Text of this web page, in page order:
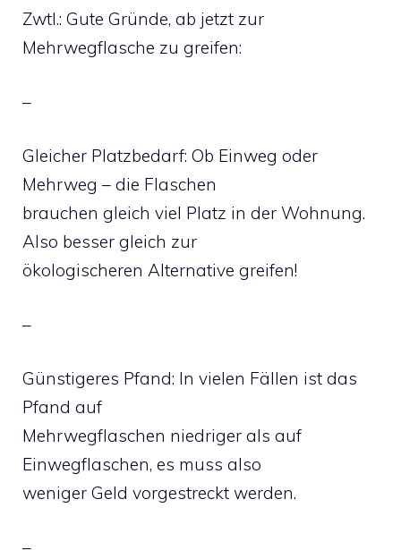
Zwtl.: Gute Gründe, ab jetzt zur
Mehrwegflasche zu greifen:
–
Gleicher Platzbedarf: Ob Einweg oder
Mehrweg – die Flaschen
brauchen gleich viel Platz in der Wohnung.
Also besser gleich zur
ökologischeren Alternative greifen!
–
Günstigeres Pfand: In vielen Fällen ist das
Pfand auf
Mehrwegflaschen niedriger als auf
Einwegflaschen, es muss also
weniger Geld vorgestreckt werden.